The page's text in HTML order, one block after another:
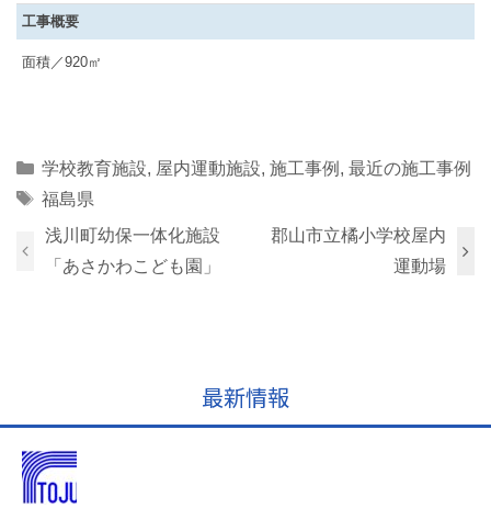
工事概要
面積／920㎡
Categories
学校教育施設, 屋内運動施設, 施工事例 , 最近の施工事例
Tags
福島県
浅川町幼保一体化施設
「あさかわこども園」
郡山市立橘小学校屋内
運動場
最新情報